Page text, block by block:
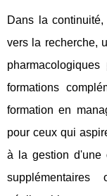
Dans la
vers la recherche,
formations
formation en
pour ceux qui
à la gestion d'une